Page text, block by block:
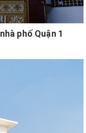
phố Quận 1